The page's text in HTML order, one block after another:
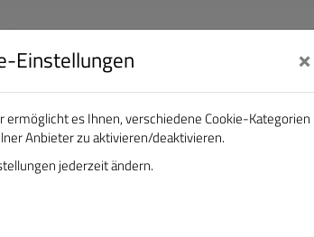
DAS GOLDENE BAND
UNS SERVICE CAMPUS
Einstellungen ×
ermöglicht es Ihnen, verschiedene Cookie-Kategorien
Anbieter zu aktivieren/deaktivieren.
jederzeit ändern.